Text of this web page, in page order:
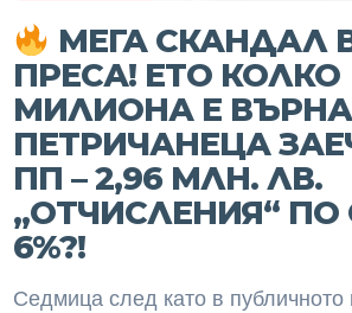
МЕГА СКАНДАЛ
ПРЕСА! ЕТО КОЛКО
МИЛИОНА Е
ПЕТРИЧАНЕЦА
ПП – 2,96 МЛН. ЛВ.
„ОТЧИСЛЕНИЯ“ ПО
6%?!
Седмица след като в публичното